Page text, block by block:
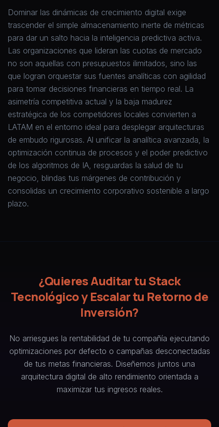
Dominar las dinámicas de crecimiento digital exige
trascender el simple almacenamiento inerte de métricas
para dar un salto hacia la inteligencia predictiva activa.
Las organizaciones que lideran las cuotas de mercado
no son aquellas con presupuestos ilimitados, sino las
que logran orquestar sus fuentes analíticas con agilidad
para tomar decisiones financieras en tiempo real. La
asimetría competitiva actual y la baja madurez
estratégica de los competidores locales convierten a
LATAM en el entorno ideal para desplegar arquitecturas
de embudo rigurosas. Al unificar la analítica avanzada, la
optimización continua de procesos y el poder predictivo
de los algoritmos de IA, resguardas la salud de tu
negocio, blindas tus márgenes de contribución y
consolidas un crecimiento corporativo sostenible a largo
plazo.
¿Quieres Auditar tu Stack
Tecnológico y Escalar tu Retorno de
Inversión?
No arriesgues la rentabilidad de tu compañía ejecutando
optimizaciones por defecto o campañas desconectadas
de tus metas financieras. Diseñemos juntos una
arquitectura digital de alto rendimiento orientada a
maximizar tus ingresos reales.